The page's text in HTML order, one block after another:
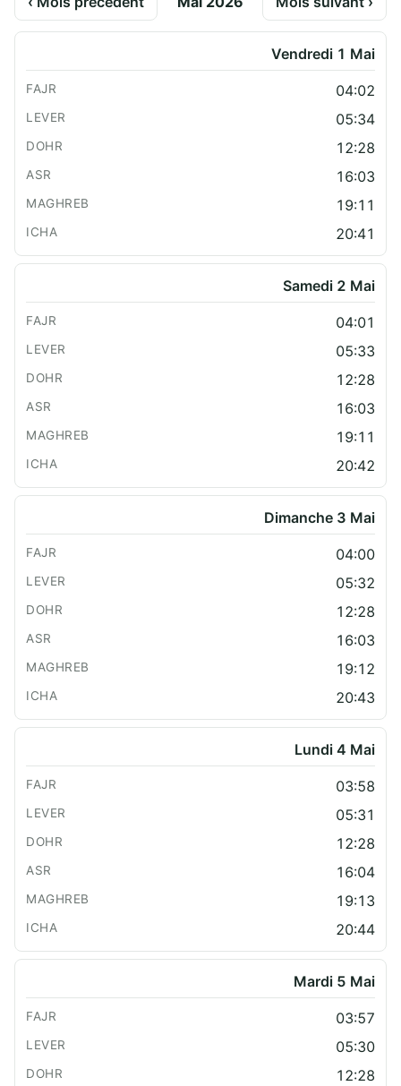
Vendredi 1 Mai
04:02
05:34
12:28
16:03
19:11
20:41
Samedi 2 Mai
04:01
05:33
12:28
16:03
19:11
20:42
Dimanche 3 Mai
04:00
05:32
12:28
16:03
19:12
20:43
Lundi 4 Mai
03:58
05:31
12:28
16:04
19:13
20:44
Mardi 5 Mai
03:57
05:30
12:28